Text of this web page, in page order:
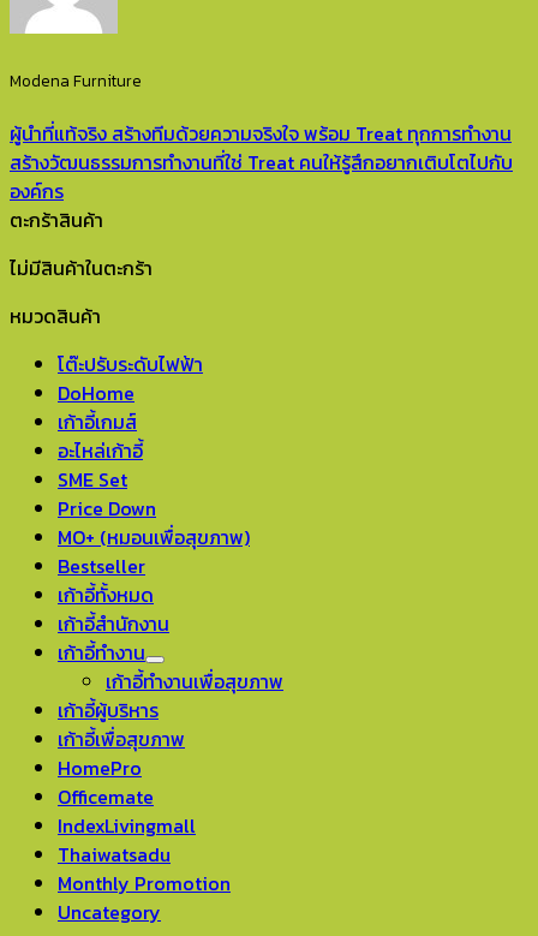
Modena Furniture
ผู้นำที่แท้จริง สร้างทีมด้วยความจริงใจ พร้อม Treat ทุกการทำงาน
สร้างวัฒนธรรมการทำงานที่ใช่ Treat คนให้รู้สึกอยากเติบโตไปกับ
องค์กร
ตะกร้าสินค้า
ไม่มีสินค้าในตะกร้า
หมวดสินค้า
โต๊ะปรับระดับไฟฟ้า
DoHome
เก้าอี้เกมส์
อะไหล่เก้าอี้
SME Set
Price Down
MO+ (หมอนเพื่อสุขภาพ)
Bestseller
เก้าอี้ทั้งหมด
เก้าอี้สำนักงาน
เก้าอี้ทำงาน
เก้าอี้ทำงานเพื่อสุขภาพ
เก้าอี้ผู้บริหาร
เก้าอี้เพื่อสุขภาพ
HomePro
Officemate
IndexLivingmall
Thaiwatsadu
Monthly Promotion
Uncategory